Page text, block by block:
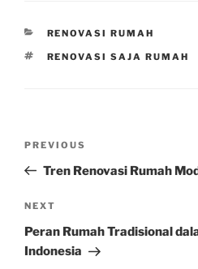
CATEGORIES
RENOVASI RUMAH
TAGS
RENOVASI SAJA RUMAH
Previous
Post
PREVIOUS
Tren Renovasi Rumah
Next
Post
NEXT
Peran Rumah Tradisional
Indonesia